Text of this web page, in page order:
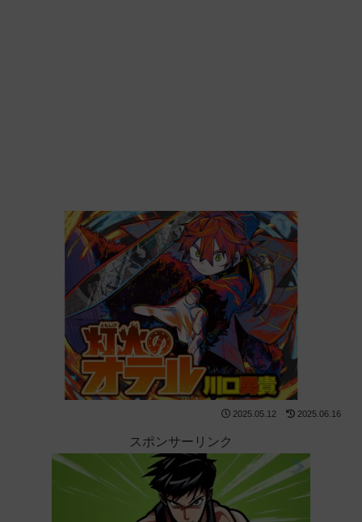
2025.05.12 2025.06.16
スポンサーリンク